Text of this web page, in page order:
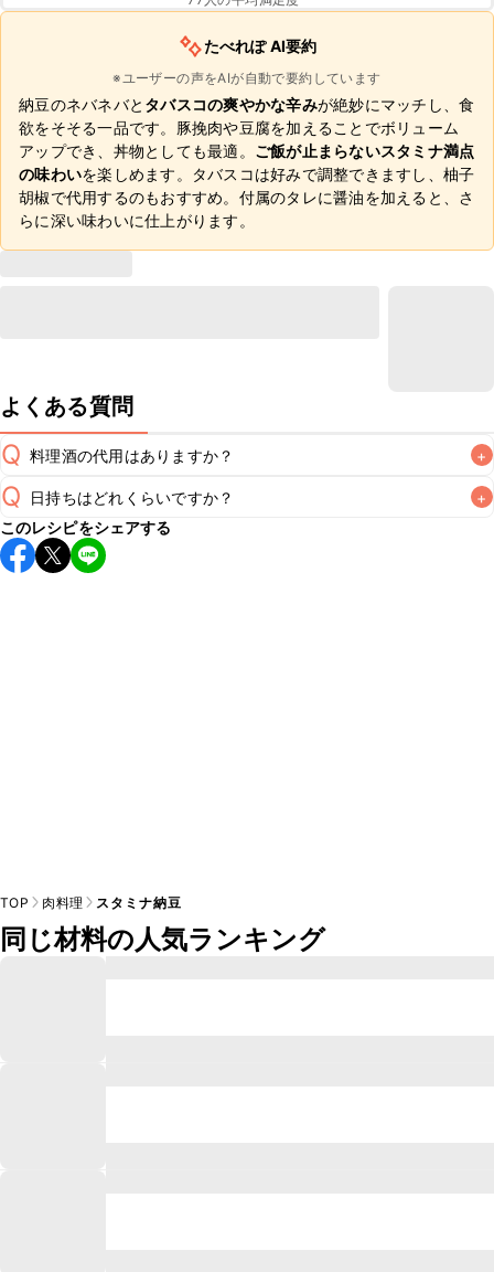
たべれぽ AI要約
※ユーザーの声をAIが自動で要約しています
納豆のネバネバと タバスコの爽やかな辛みが絶妙にマッチし、食
欲をそそる一品です。豚挽肉や豆腐を加えることでボリューム
アップでき、丼物としても最適。 ご飯が止まらないスタミナ満点
の味わいを楽しめます。タバスコは好みで調整できますし、柚子
胡椒で代用するのもおすすめ。付属のタレに醤油を加えると、さ
らに深い味わいに仕上がります。
よくある質問
Q 料理酒の代用はありますか？ +
A
Q 日持ちはどれくらいですか？ +
保存期間は冷蔵で当日中が目安です。なるべくお早めにお召
し上がりください。
このレシピをシェアする
TOP 肉料理 スタミナ納豆
同じ材料の人気ランキング